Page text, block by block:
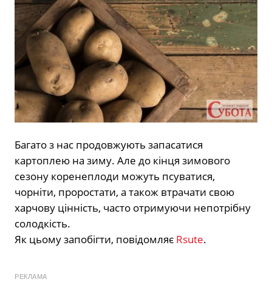
Багато з нас продовжують запасатися
картоплею на зиму. Але до кінця зимового
сезону коренеплоди можуть псуватися,
чорніти, проростати, а також втрачати свою
харчову цінність, часто отримуючи непотрібну
солодкість.
Як цьому запобігти, повідомляє Rsute.
РЕКЛАМА